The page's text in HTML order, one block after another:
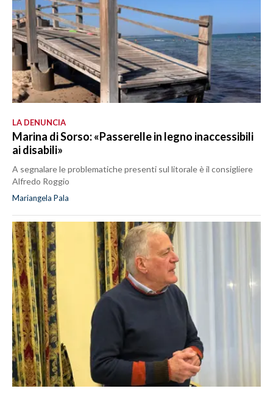
LA DENUNCIA
Marina di Sorso: «Passerelle in legno inaccessibili
ai disabili»
A segnalare le problematiche presenti sul litorale è il consigliere
Alfredo Roggio
Mariangela Pala